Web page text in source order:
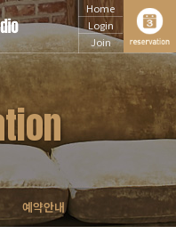
Home
Login
Join
예약안내